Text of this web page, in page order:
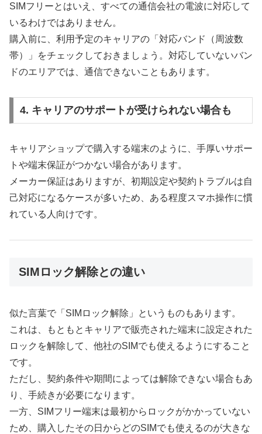
SIMフリーとはいえ、すべての通信会社の電波に対応して
いるわけではありません。
購入前に、利用予定のキャリアの「対応バンド（周波数
帯）」をチェックしておきましょう。対応していないバン
ドのエリアでは、通信できないこともあります。
4. キャリアのサポートが受けられない場合も
キャリアショップで購入する端末のように、手厚いサポー
トや端末保証がつかない場合があります。
メーカー保証はありますが、初期設定や契約トラブルは自
己対応になるケースが多いため、ある程度スマホ操作に慣
れている人向けです。
SIMロック解除との違い
似た言葉で「SIMロック解除」というものもあります。
これは、もともとキャリアで販売された端末に設定された
ロックを解除して、他社のSIMでも使えるようにすること
です。
ただし、契約条件や期間によっては解除できない場合もあ
り、手続きが必要になります。
一方、SIMフリー端末は最初からロックがかかっていない
ため、購入したその日からどのSIMでも使えるのが大きな